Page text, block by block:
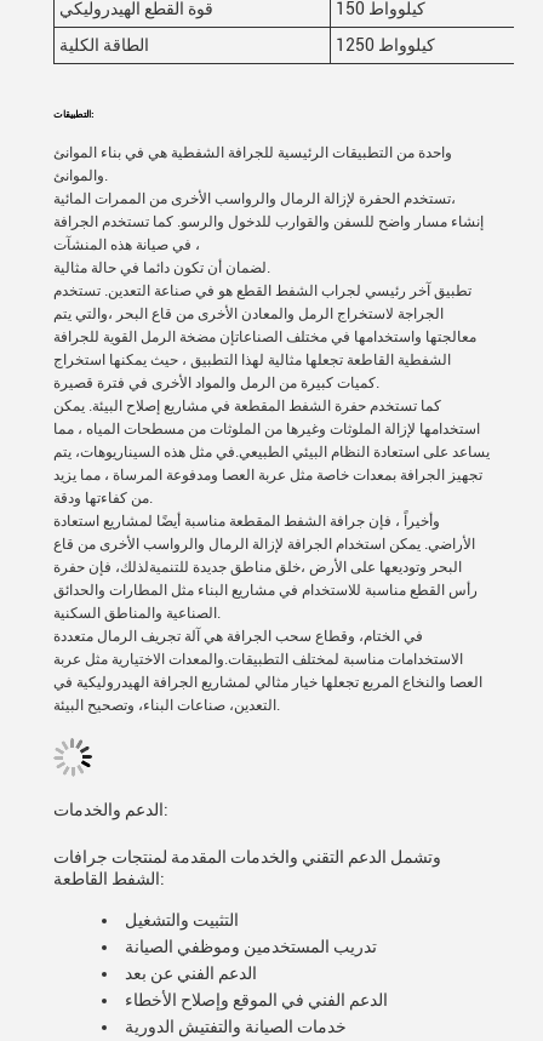
قوة القطع الهيدروليكي
150 كيلوواط
الطاقة الكلية
1250 كيلوواط
التطبيقات:
واحدة من التطبيقات الرئيسية للجرافة الشفطية هي في بناء الموانئ
والموانئ.
تستخدم الحفرة لإزالة الرمال والرواسب الأخرى من الممرات المائية،
إنشاء مسار واضح للسفن والقوارب للدخول والرسو. كما تستخدم الجرافة
في صيانة هذه المنشآت ،
لضمان أن تكون دائما في حالة مثالية.
تطبيق آخر رئيسي لجراب الشفط القطع هو في صناعة التعدين. تستخدم
الجراجة لاستخراج الرمل والمعادن الأخرى من قاع البحر ،والتي يتم
معالجتها واستخدامها في مختلف الصناعاتإن مضخة الرمل القوية للجرافة
الشفطية القاطعة تجعلها مثالية لهذا التطبيق ، حيث يمكنها استخراج
كميات كبيرة من الرمل والمواد الأخرى في فترة قصيرة.
كما تستخدم حفرة الشفط المقطعة في مشاريع إصلاح البيئة. يمكن
استخدامها لإزالة الملوثات وغيرها من الملوثات من مسطحات المياه ، مما
يساعد على استعادة النظام البيئي الطبيعي.في مثل هذه السيناريوهات، يتم
تجهيز الجرافة بمعدات خاصة مثل عربة العصا ومدفوعة المرساة ، مما يزيد
من كفاءتها ودقة.
وأخيراً ، فإن جرافة الشفط المقطعة مناسبة أيضًا لمشاريع استعادة
الأراضي. يمكن استخدام الجرافة لإزالة الرمال والرواسب الأخرى من قاع
البحر وتوديعها على الأرض ،خلق مناطق جديدة للتنميةلذلك، فإن حفرة
رأس القطع مناسبة للاستخدام في مشاريع البناء مثل المطارات والحدائق
الصناعية والمناطق السكنية.
في الختام، وقطاع سحب الجرافة هي آلة تجريف الرمال متعددة
الاستخدامات مناسبة لمختلف التطبيقات.والمعدات الاختيارية مثل عربة
العصا والنخاع المربع تجعلها خيار مثالي لمشاريع الجرافة الهيدروليكية في
التعدين، صناعات البناء، وتصحيح البيئة.
الدعم والخدمات:
وتشمل الدعم التقني والخدمات المقدمة لمنتجات جرافات
الشفط القاطعة:
التثبيت والتشغيل
تدريب المستخدمين وموظفي الصيانة
الدعم الفني عن بعد
الدعم الفني في الموقع وإصلاح الأخطاء
خدمات الصيانة والتفتيش الدورية